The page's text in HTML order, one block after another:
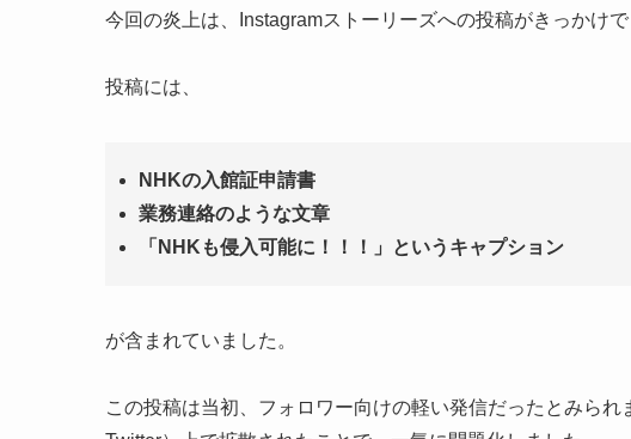
今回の炎上は、Instagramストーリーズへの投稿がきっかけで
投稿には、
NHKの入館証申請書
業務連絡のような文章
「NHKも侵入可能に！！！」というキャプション
が含まれていました。
この投稿は当初、フォロワー向けの軽い発信だったとみら